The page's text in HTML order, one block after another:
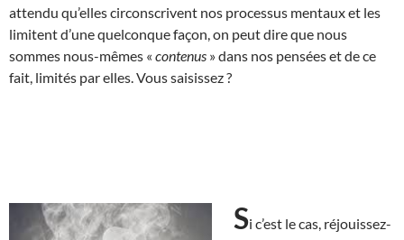
attendu qu’elles circonscrivent nos processus mentaux et les
limitent d’une quelconque façon, on peut dire que nous
sommes nous-mêmes « contenus » dans nos pensées et de ce
fait, limités par elles. Vous saisissez ?
Si c’est le cas, réjouissez-